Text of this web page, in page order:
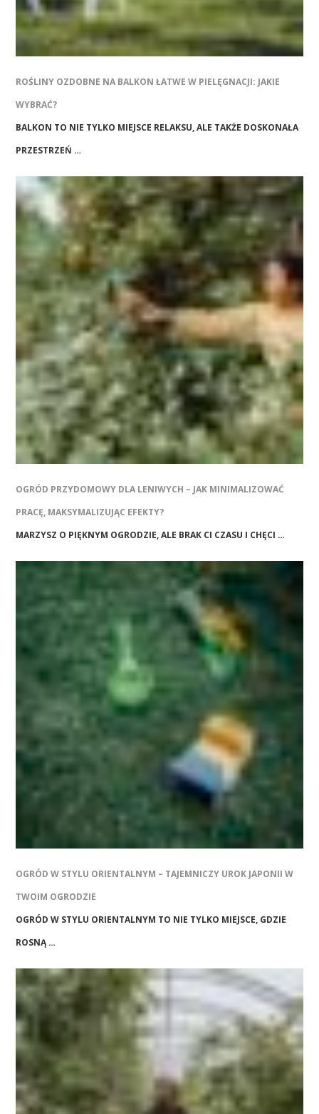
ROŚLINY OZDOBNE NA BALKON ŁATWE W PIELĘGNACJI: JAKIE
WYBRAĆ?
BALKON TO NIE TYLKO MIEJSCE RELAKSU, ALE TAKŻE DOSKONAŁA
PRZESTRZEŃ …
OGRÓD PRZYDOMOWY DLA LENIWYCH – JAK MINIMALIZOWAĆ
PRACĘ, MAKSYMALIZUJĄC EFEKTY?
MARZYSZ O PIĘKNYM OGRODZIE, ALE BRAK CI CZASU I CHĘCI …
OGRÓD W STYLU ORIENTALNYM – TAJEMNICZY UROK JAPONII W
TWOIM OGRODZIE
OGRÓD W STYLU ORIENTALNYM TO NIE TYLKO MIEJSCE, GDZIE
ROSNĄ …